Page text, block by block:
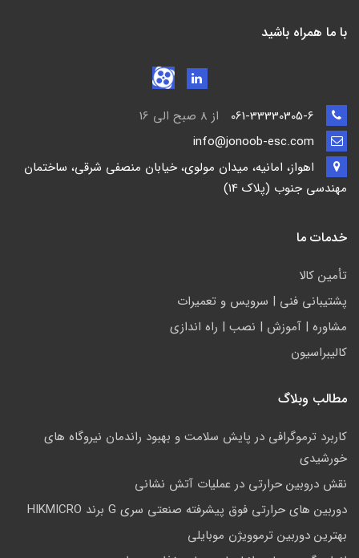
با ما همراه باشید
از 8 صبح الی 16
اهواز، امانیه، میدان مولوی، خیابان منصفی شرقی، ساختمان
مهندسی جنوب (پلاک 14)
خدمات ما
تأمين كالا
پشتيباني فني | سرويس و تعمیرات
مشاوره | آموزش | نصب | راه اندازی
کالیبراسیون
مطالب وبلاگ
کاربرد ترموگرافی در پایش سلامت و بهبود راندمان نیروگاه های
خورشیدی
نقش دروبین حرارتی در عملیات آتش نشانی
دوربین های حرارتی فوق پیشرفته صنعتی سری G برند HIKMICRO
بهترین دوربین ترموویژن موبایلی